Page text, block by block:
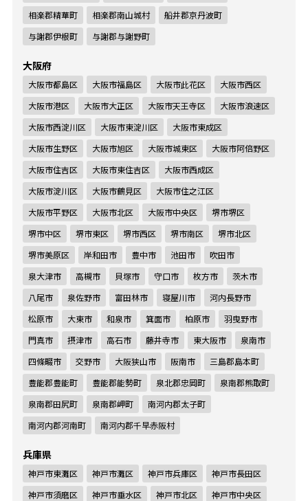
相楽郡精華町
相楽郡南山城村
船井郡京丹波町
与謝郡伊根町
与謝郡与謝野町
大阪府
大阪市都島区 大阪市福島区 大阪市此花区
大阪市西区
大阪市港区
大阪市大正区 大阪市天王寺区
大阪市浪速区
大阪市西淀川区
大阪市東淀川区
大阪市東成区
大阪市生野区
大阪市旭区 大阪市城東区
大阪市阿倍野区
大阪市住吉区
大阪市東住吉区
大阪市西成区
大阪市淀川区
大阪市鶴見区
大阪市住之江区
大阪市平野区
大阪市北区 大阪市中央区
堺市堺区
堺市中区
堺市東区 堺市西区 堺市南区
堺市北区
堺市美原区
岸和田市 豊中市 池田市
吹田市
泉大津市
高槻市 貝塚市 守口市 枚方市
茨木市
八尾市
泉佐野市 富田林市 寝屋川市
河内長野市
松原市
大東市 和泉市 箕面市 柏原市
羽曳野市
門真市
摂津市 高石市 藤井寺市 東大阪市
泉南市
四條畷市
交野市 大阪狭山市 阪南市
三島郡島本町
豊能郡豊能町
豊能郡能勢町 泉北郡忠岡町
泉南郡熊取町
泉南郡田尻町
泉南郡岬町
南河内郡太子町
南河内郡河南町
南河内郡千早赤阪村
兵庫県
神戸市東灘区 神戸市灘区 神戸市兵庫区
神戸市長田区
神戸市須磨区
神戸市垂水区 神戸市北区
神戸市中央区